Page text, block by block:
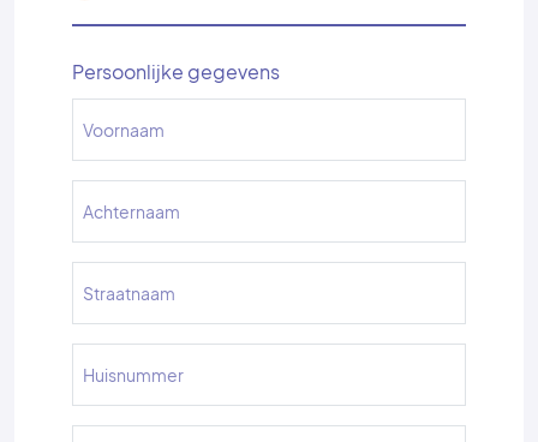
Persoonlijke gegevens